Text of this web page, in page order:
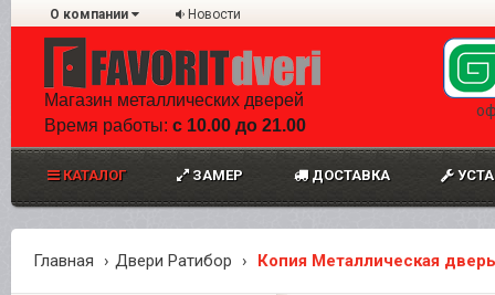
О компании Новости
Магазин металлических дверей
Время работы: с 10.00 до 21.00
КАТАЛОГ ЗАМЕР ДОСТАВКА
Главная Двери Ратибор Копия Металлическая